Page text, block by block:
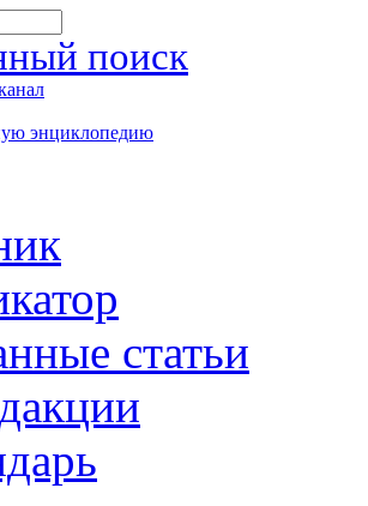
поиск
энциклопедию
статьи